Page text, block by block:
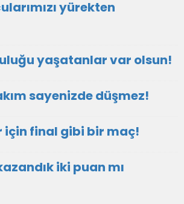
yürekten
yaşatanlar var olsun!
sayenizde düşmez!
için final gibi bir maç!
iki puan mı